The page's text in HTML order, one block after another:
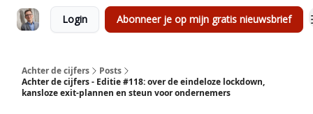
Login Abonneer je op mijn gratis nieuwsbrief
Achter de cijfers
Posts
Achter de cijfers - Editie #118: over de eindeloze lockdown,
kansloze exit-plannen en steun voor ondernemers